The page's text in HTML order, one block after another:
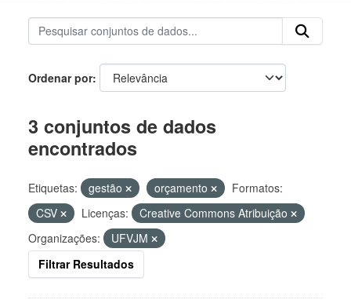
Ordenar por
3 conjuntos de dados
encontrados
Etiquetas: gestão orçamento
Formatos:
CSV
Licenças:
Creative Commons Atribuição
Organizações:
UFVJM
Filtrar Resultados